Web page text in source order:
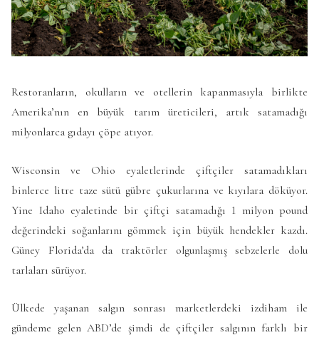
Restoranların, okulların ve otellerin kapanmasıyla birlikte
Amerika’nın en büyük tarım üreticileri, artık satamadığı
milyonlarca gıdayı çöpe atıyor.
Wisconsin ve Ohio eyaletlerinde çiftçiler satamadıkları
binlerce litre taze sütü gübre çukurlarına ve kıyılara döküyor.
Yine Idaho eyaletinde bir çiftçi satamadığı 1 milyon pound
değerindeki soğanlarını gömmek için büyük hendekler kazdı.
Güney Florida’da da traktörler olgunlaşmış sebzelerle dolu
tarlaları sürüyor.
Ülkede yaşanan salgın sonrası marketlerdeki izdiham ile
gündeme gelen ABD’de şimdi de çiftçiler salgının farklı bir